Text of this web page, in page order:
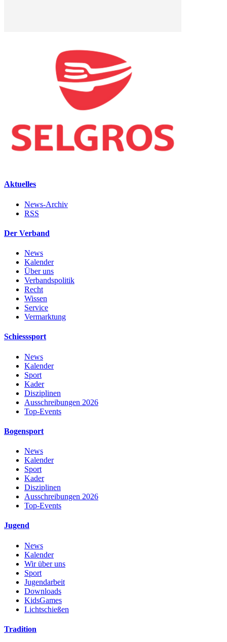
Aktuelles
News-Archiv
RSS
Der Verband
News
Kalender
Über uns
Verbandspolitik
Recht
Wissen
Service
Vermarktung
Schiesssport
News
Kalender
Sport
Kader
Disziplinen
Ausschreibungen 2026
Top-Events
Bogensport
News
Kalender
Sport
Kader
Disziplinen
Ausschreibungen 2026
Top-Events
Jugend
News
Kalender
Wir über uns
Sport
Jugendarbeit
Downloads
KidsGames
Lichtschießen
Tradition